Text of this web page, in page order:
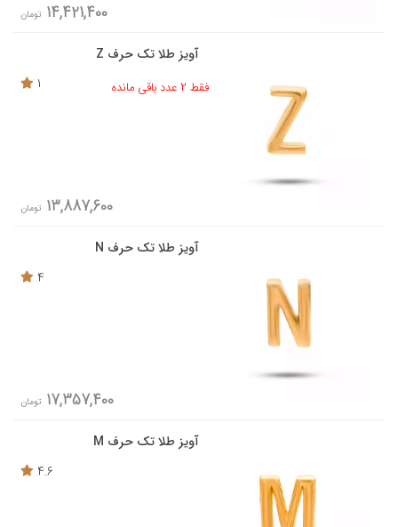
14,421,400 تومان
آویز طلا تک حرف Z
فقط 2 عدد باقی مانده
1
13,887,600 تومان
آویز طلا تک حرف N
4
17,357,400 تومان
آویز طلا تک حرف M
4.6